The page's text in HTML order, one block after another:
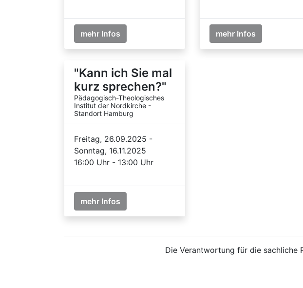
mehr Infos mehr Infos
"Kann ich Sie mal
kurz sprechen?"
Pädagogisch-Theologisches
Institut der Nordkirche -
Standort Hamburg
Freitag, 26.09.2025 -
Sonntag, 16.11.2025
16:00 Uhr - 13:00 Uhr
mehr Infos
Die Verantwortung für die sachliche